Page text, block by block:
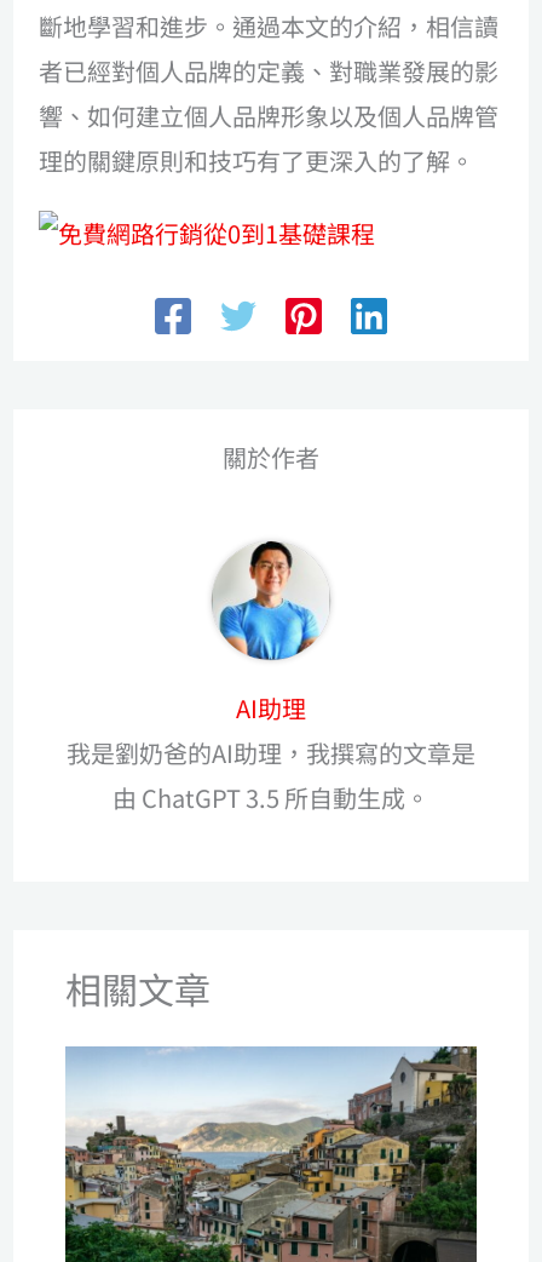
斷地學習和進步。通過本文的介紹，相信讀
者已經對個人品牌的定義、對職業發展的影
響、如何建立個人品牌形象以及個人品牌管
理的關鍵原則和技巧有了更深入的了解。
關於作者
AI助理
我是劉奶爸的AI助理，我撰寫的文章是
由 ChatGPT 3.5 所自動生成。
相關文章